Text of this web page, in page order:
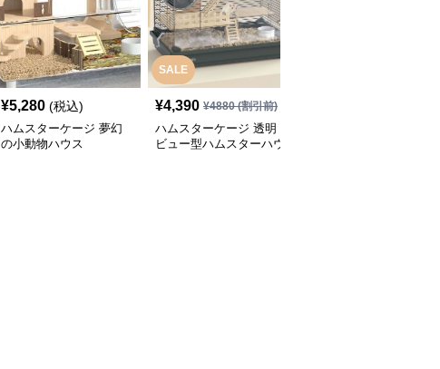
¥5,280 (税込)
ハムスターケージ 夢幻
の小動物ハウス
SALE
¥4,390 ¥4880(割引前)
ハムスターケージ 透明
ビュー型ハムスターハウ